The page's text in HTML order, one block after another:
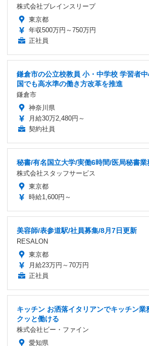
株式会社ブレインスリープ
東京都
年収500万円～750万円
正社員
鎌倉市の公立校教員 小・中学校 学習者
国でも高水準の働き方改革を推進
鎌倉市
神奈川県
月給30万2,480円～
契約社員
秘書/有名国立大学/実働6時間/医局秘書
株式会社スタッフサービス
東京都
時給1,600円～
美容師/表参道駅/社員募集/8月7日更新
RESALON
東京都
月給23万円～70万円
正社員
キッチン お洒落イタリアンでキッチン業
クッと働ける
株式会社ビー・ファイン
愛知県